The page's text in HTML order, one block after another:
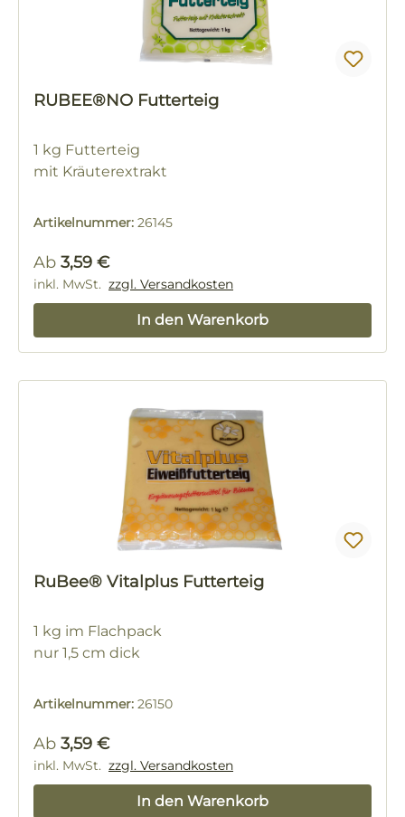
RUBEE®NO Futterteig
1 kg Futterteig
mit Kräuterextrakt
Artikelnummer: 26145
Regulärer Preis:
Ab 3,59 €
inkl. MwSt. zzgl. Versandkosten
In den Warenkorb
RuBee® Vitalplus Futterteig
1 kg im Flachpack
nur 1,5 cm dick
Artikelnummer: 26150
Regulärer Preis:
Ab 3,59 €
inkl. MwSt. zzgl. Versandkosten
In den Warenkorb